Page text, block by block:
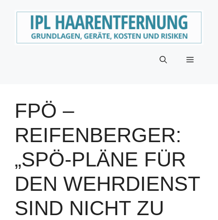
Menü
FPÖ –
REIFENBERGER:
„SPÖ-PLÄNE FÜR
DEN WEHRDIENST
SIND NICHT ZU